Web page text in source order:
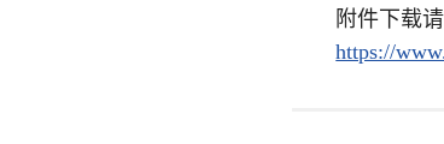
附件下载
https://